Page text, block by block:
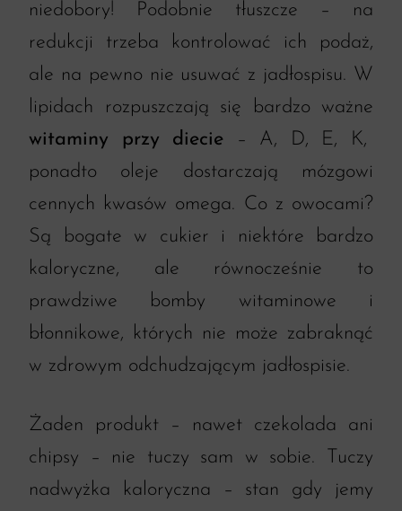
niedobory! Podobnie tłuszcze – na
redukcji trzeba kontrolować ich podaż,
ale na pewno nie usuwać z jadłospisu. W
lipidach rozpuszczają się bardzo ważne
witaminy przy diecie – A, D, E, K,
ponadto oleje dostarczają mózgowi
cennych kwasów omega. Co z owocami?
Są bogate w cukier i niektóre bardzo
kaloryczne, ale równocześnie to
prawdziwe bomby witaminowe i
błonnikowe, których nie może zabraknąć
w zdrowym odchudzającym jadłospisie.
Żaden produkt – nawet czekolada ani
chipsy – nie tuczy sam w sobie. Tuczy
nadwyżka kaloryczna – stan gdy jemy